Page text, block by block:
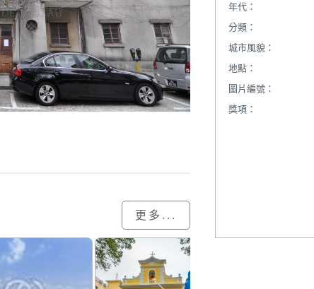
更多...
年代：
分類：
城市風貌：
地點：
圖片編號：
獎項：